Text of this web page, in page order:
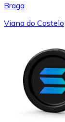
Braga
Viana do Castelo